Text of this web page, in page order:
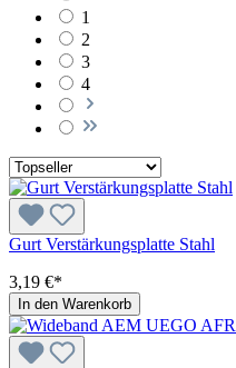
1
2
3
4
Gurt Verstärkungsplatte Stahl
3,19 €*
In den Warenkorb